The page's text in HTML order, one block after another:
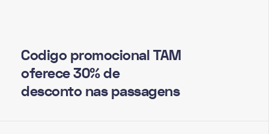
Codigo promocional TAM
oferece 30% de
desconto nas passagens